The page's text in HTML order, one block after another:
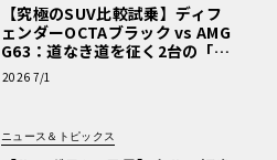
【究極のSUV比較試乗】ディフ
ェンダーOCTAブラック vs AMG
G63：道なき道を征く2台の「対
極的アプローチ」
2026 7/1
ニュース＆トピックス